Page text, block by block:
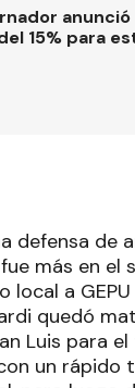
15% para
defensa de
más en el
local a
quedó
Luis para
un rápido